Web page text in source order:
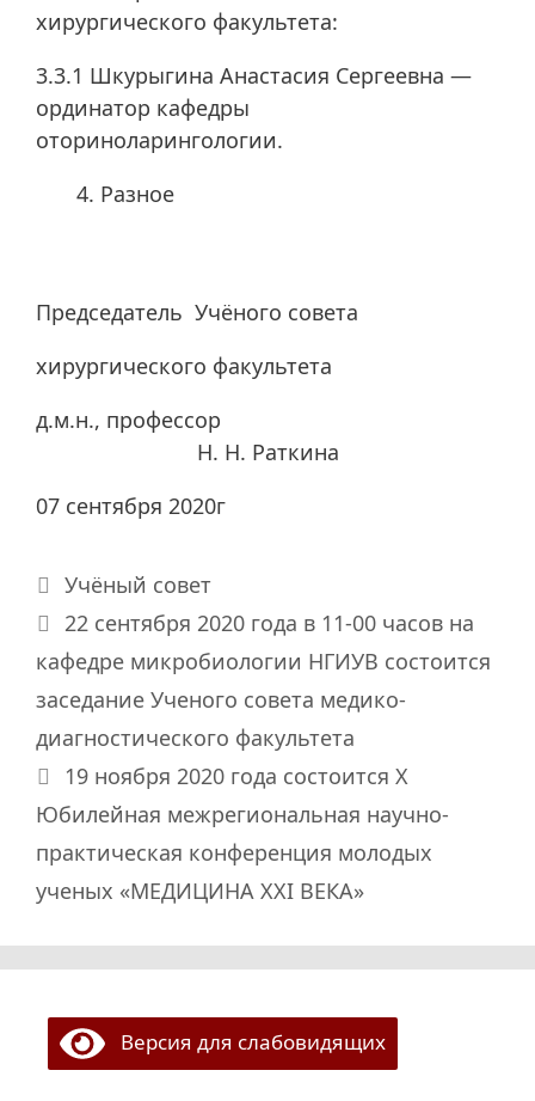
хирургического факультета:
3.3.1 Шкурыгина Анастасия Сергеевна —
ординатор кафедры
оториноларингологии.
Разное
Председатель Учёного совета
хирургического факультета
д.м.н., профессор
Н. Н. Раткина
07 сентября 2020г
Рубрики
Учёный совет
22 сентября 2020 года в 11-00 часов на
кафедре микробиологии НГИУВ состоится
заседание Ученого совета медико-
диагностического факультета
19 ноября 2020 года состоится X
Юбилейная межрегиональная научно-
практическая конференция молодых
ученых «МЕДИЦИНА ХХI ВЕКА»
Версия для слабовидящих